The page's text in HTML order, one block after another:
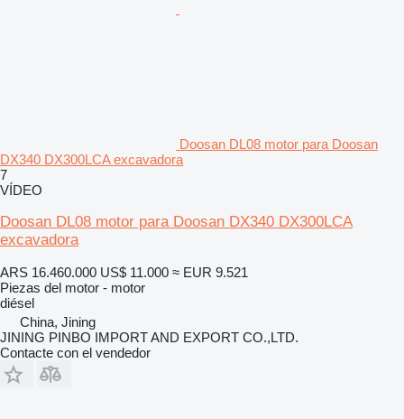
Doosan DL08 motor para Doosan
DX340 DX300LCA excavadora
7
VÍDEO
Doosan DL08 motor para Doosan DX340 DX300LCA
excavadora
ARS 16.460.000 US$ 11.000 ≈ EUR 9.521
Piezas del motor - motor
diésel
China, Jining
JINING PINBO IMPORT AND EXPORT CO.,LTD.
Contacte con el vendedor